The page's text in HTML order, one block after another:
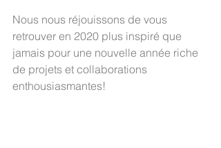
Nous nous réjouissons de vous
retrouver en 2020 plus inspiré que
jamais pour une nouvelle année riche
de projets et collaborations
enthousiasmantes!